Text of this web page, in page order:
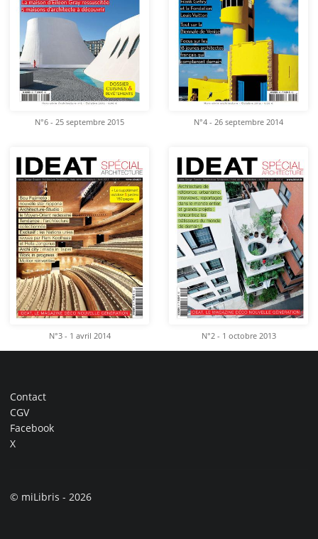
N°6 - 25 septembre 2015 N°4 - 26 septembre 2014
N°3 - 1 avril 2014 N°2 - 1 octobre 2013
Contact
CGV
Facebook
X
© miLibris - 2026